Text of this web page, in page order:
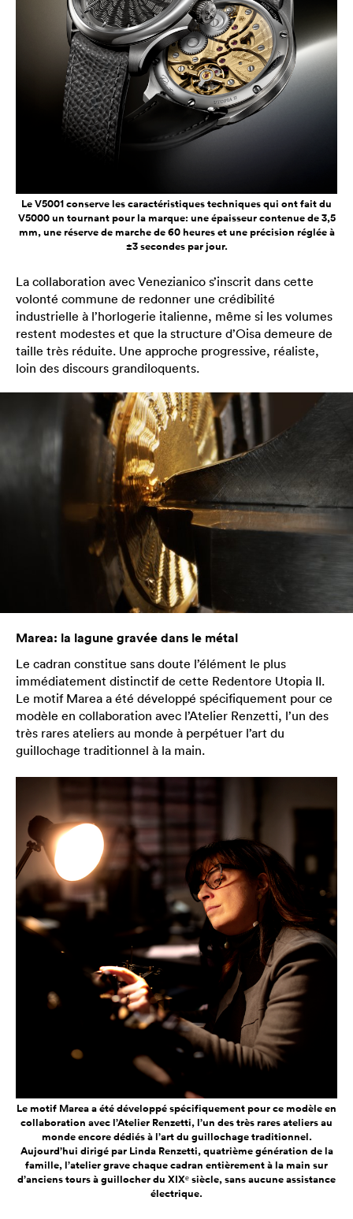
Le V5001 conserve les caractéristiques techniques qui ont fait du
V5000 un tournant pour la marque: une épaisseur contenue de 3,5
mm, une réserve de marche de 60 heures et une précision réglée à
±3 secondes par jour.
La collaboration avec Venezianico s’inscrit dans cette
volonté commune de redonner une crédibilité
industrielle à l’horlogerie italienne, même si les volumes
restent modestes et que la structure d’Oisa demeure de
taille très réduite. Une approche progressive, réaliste,
loin des discours grandiloquents.
Marea: la lagune gravée dans le métal
Le cadran constitue sans doute l’élément le plus
immédiatement distinctif de cette Redentore Utopia II.
Le motif Marea a été développé spécifiquement pour ce
modèle en collaboration avec l’Atelier Renzetti, l’un des
très rares ateliers au monde à perpétuer l’art du
guillochage traditionnel à la main.
Le motif Marea a été développé spécifiquement pour ce modèle en
collaboration avec l’Atelier Renzetti, l’un des très rares ateliers au
monde encore dédiés à l’art du guillochage traditionnel.
Aujourd’hui dirigé par Linda Renzetti, quatrième génération de la
famille, l’atelier grave chaque cadran entièrement à la main sur
d’anciens tours à guillocher du XIXᵉ siècle, sans aucune assistance
électrique.